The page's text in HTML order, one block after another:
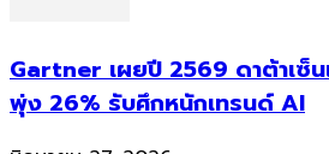
Gartner เผยปี 2569 ดาต้าเซ็น
พุ่ง 26% รับศึกหนักเทรนด์ AI